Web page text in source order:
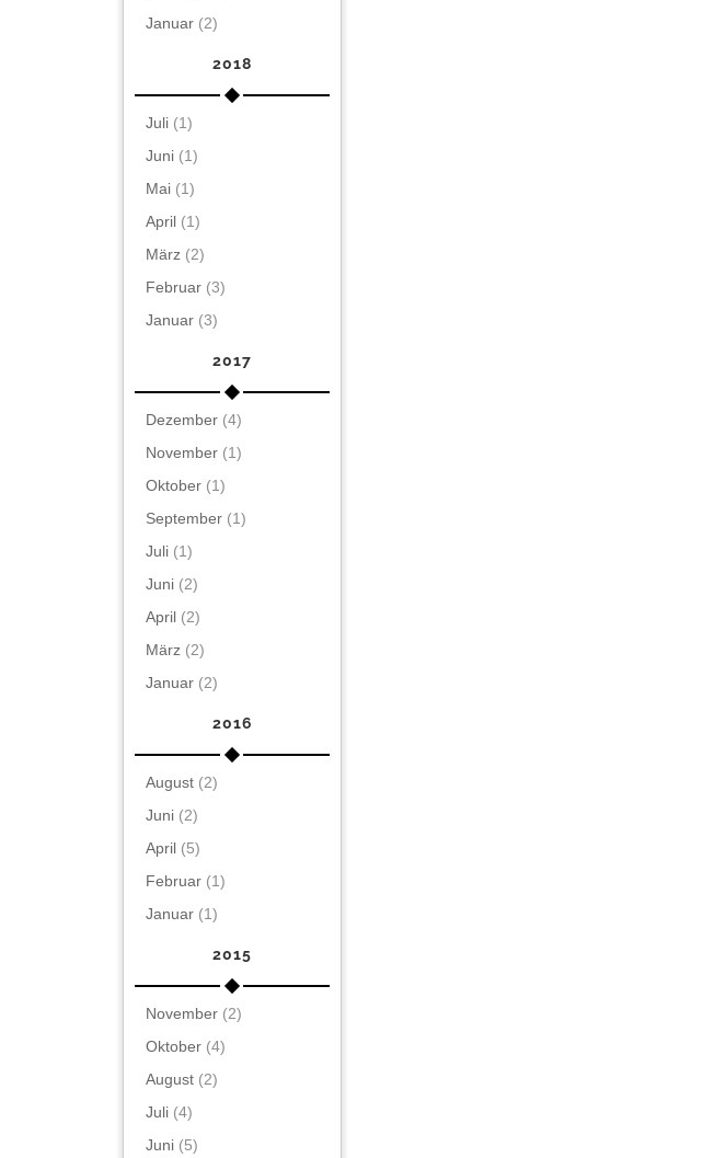
Januar (2)
2018
Juli (1)
Juni (1)
Mai (1)
April (1)
März (2)
Februar (3)
Januar (3)
2017
Dezember (4)
November (1)
Oktober (1)
September (1)
Juli (1)
Juni (2)
April (2)
März (2)
Januar (2)
2016
August (2)
Juni (2)
April (5)
Februar (1)
Januar (1)
2015
November (2)
Oktober (4)
August (2)
Juli (4)
Juni (5)